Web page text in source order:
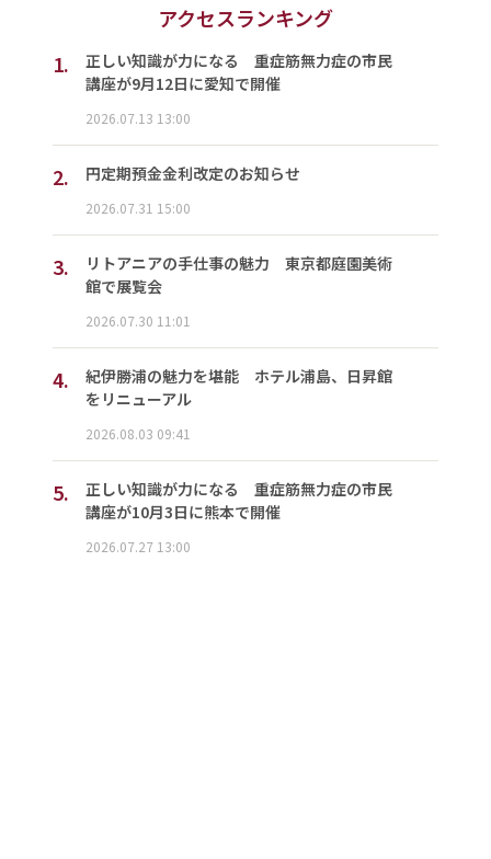
アクセスランキング
1.
正しい知識が力になる 重症筋無力症の市民
講座が9月12日に愛知で開催
2026.07.13 13:00
2. 円定期預金金利改定のお知らせ
2026.07.31 15:00
3.
リトアニアの手仕事の魅力 東京都庭園美術
館で展覧会
2026.07.30 11:01
4.
紀伊勝浦の魅力を堪能 ホテル浦島、日昇館
をリニューアル
2026.08.03 09:41
5.
正しい知識が力になる 重症筋無力症の市民
講座が10月3日に熊本で開催
2026.07.27 13:00